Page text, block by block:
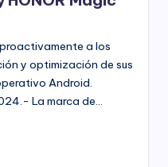
a los
y optimización de sus
Android.
La marca de…